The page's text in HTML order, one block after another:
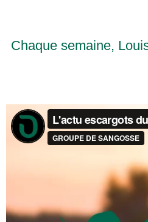
Chaque semaine,